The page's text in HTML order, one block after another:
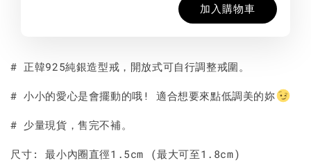
加入購物車
# 正韓925純銀造型戒，開放式可自行調整戒圍。
# 小小的愛心是會擺動的哦! 適合想要來點低調美的妳
# 少量現貨，售完不補。
尺寸: 最小內圈直徑1.5cm (最大可至1.8cm)